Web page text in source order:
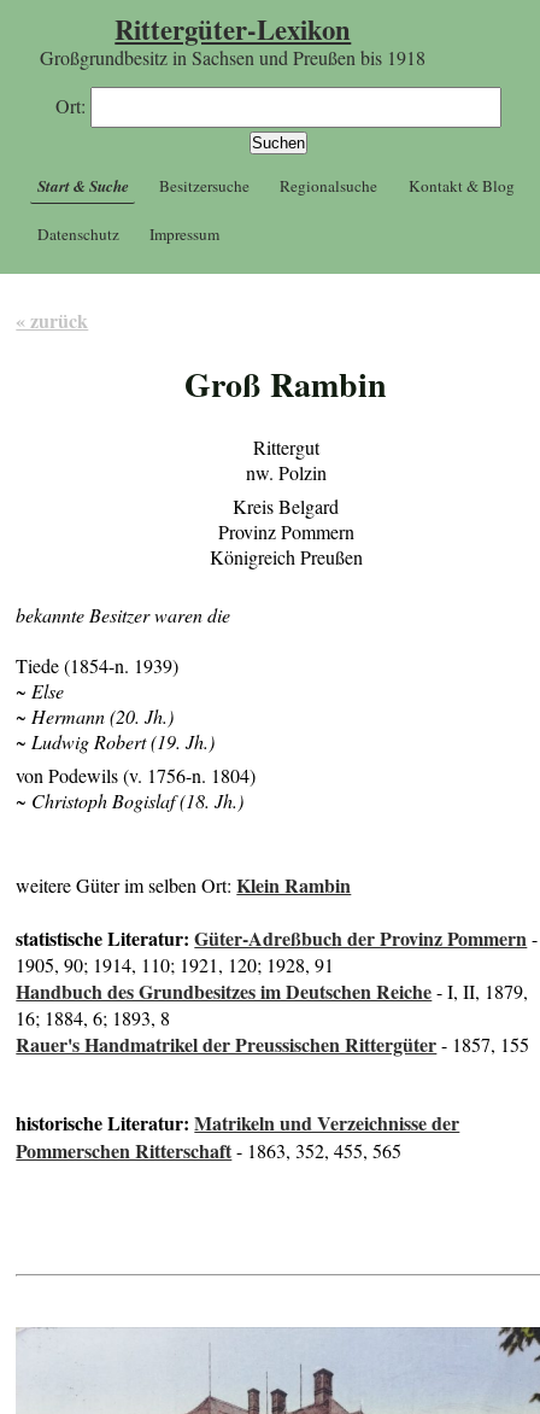
Rittergüter-Lexikon
Großgrundbesitz in Sachsen und Preußen bis 1918
Ort:
Start & Suche Besitzersuche Regionalsuche Kontakt & Blog
Datenschutz Impressum
« zurück
Groß Rambin
Rittergut
nw. Polzin
Kreis Belgard
Provinz Pommern
Königreich Preußen
bekannte Besitzer waren die
Tiede (1854-n. 1939)
~ Else
~ Hermann (20. Jh.)
~ Ludwig Robert (19. Jh.)
von Podewils (v. 1756-n. 1804)
~ Christoph Bogislaf (18. Jh.)
weitere Güter im selben Ort:Klein Rambin
statistische Literatur:Güter-Adreßbuch der Provinz Pommern-
1905, 90; 1914, 110; 1921, 120; 1928, 91
Handbuch des Grundbesitzes im Deutschen Reiche- I, II, 1879,
16; 1884, 6; 1893, 8
Rauer's Handmatrikel der Preussischen Rittergüter- 1857, 155
historische Literatur:Matrikeln und Verzeichnisse der
Pommerschen Ritterschaft- 1863, 352, 455, 565